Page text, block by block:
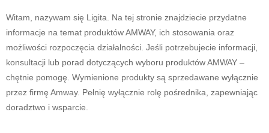
Witam, nazywam się Ligita. Na tej stronie znajdziecie przydatne
informacje na temat produktów AMWAY, ich stosowania oraz
możliwości rozpoczęcia działalności. Jeśli potrzebujecie informacji,
konsultacji lub porad dotyczących wyboru produktów AMWAY –
chętnie pomogę. Wymienione produkty są sprzedawane wyłącznie
przez firmę Amway. Pełnię wyłącznie rolę pośrednika, zapewniając
doradztwo i wsparcie.